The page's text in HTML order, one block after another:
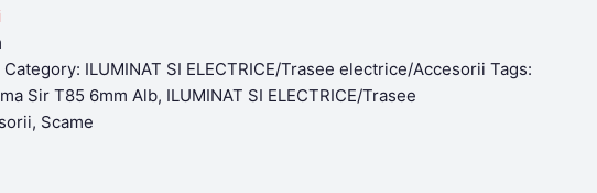
Current
price
is:
7,56lei.
Category: ILUMINAT SI ELECTRICE/Trasee electrice/Accesorii Tags:
Sir T85 6mm Alb, ILUMINAT SI ELECTRICE/Trasee
, Scame